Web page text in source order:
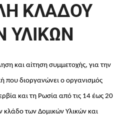
ΚΛΑΔΟΥ
ΥΛΙΚΩΝ
και αίτηση συμμετοχής, για την
που διοργανώνει ο οργανισμός
και τη Ρωσία από τις 14 έως 20
κλάδο των Δομικών Υλικών και